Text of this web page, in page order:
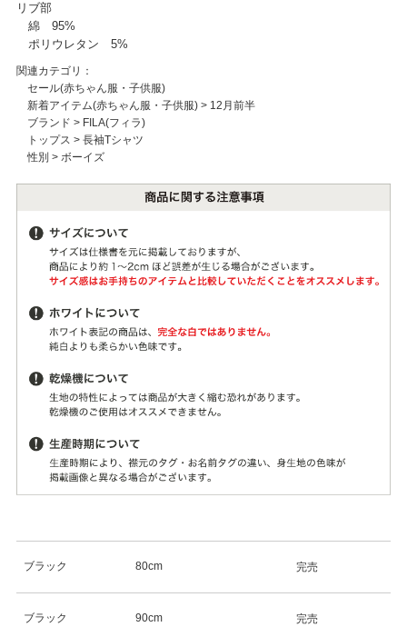
リブ部
綿 95%
ポリウレタン 5%
関連カテゴリ：
セール(赤ちゃん服・子供服)
新着アイテム(赤ちゃん服・子供服)> 12月前半
ブランド > FILA(フィラ)
トップス > 長袖Tシャツ
性別 > ボーイズ
ブラック 80cm 完売
ブラック 90cm 完売